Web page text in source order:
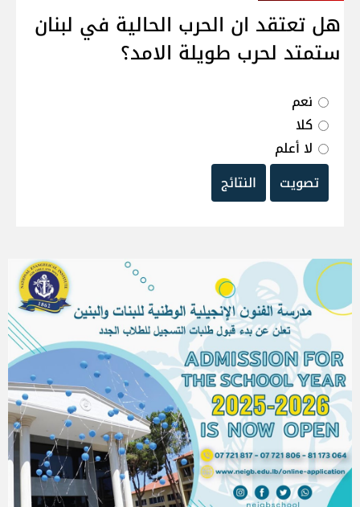
هل تعتقد ان الحرب الحالية في لبنان
ستمتد لحرب طويلة الامد؟
نعم
كلا
لا أعلم
تصويت
النتائج